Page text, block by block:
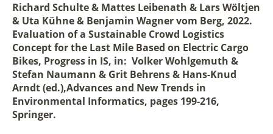
Richard Schulte & Mattes Leibenath & Lars Wöltjen
& Uta Kühne & Benjamin Wagner vom Berg, 2022.
Evaluation of a Sustainable Crowd Logistics
Concept for the Last Mile Based on Electric Cargo
Bikes, Progress in IS, in: Volker Wohlgemuth &
Stefan Naumann & Grit Behrens & Hans-Knud
Arndt (ed.),Advances and New Trends in
Environmental Informatics, pages 199-216,
Springer.